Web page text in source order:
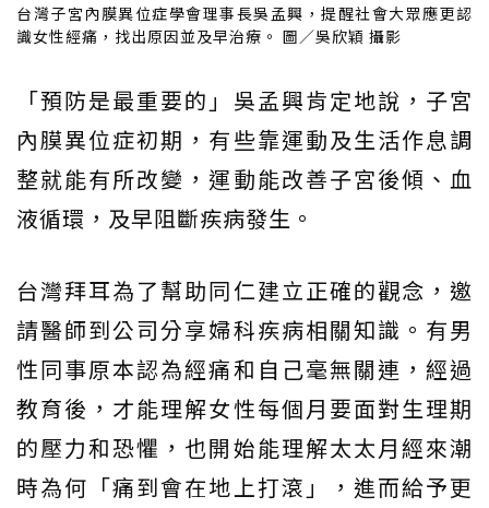
台灣子宮內膜異位症學會理事長吳孟興，提醒社會大眾應更認
識女性經痛，找出原因並及早治療。 圖／吳欣穎 攝影
「預防是最重要的」吳孟興肯定地說，子宮
內膜異位症初期，有些靠運動及生活作息調
整就能有所改變，運動能改善子宮後傾、血
液循環，及早阻斷疾病發生。
台灣拜耳為了幫助同仁建立正確的觀念，邀
請醫師到公司分享婦科疾病相關知識。有男
性同事原本認為經痛和自己毫無關連，經過
教育後，才能理解女性每個月要面對生理期
的壓力和恐懼，也開始能理解太太月經來潮
時為何「痛到會在地上打滾」，進而給予更